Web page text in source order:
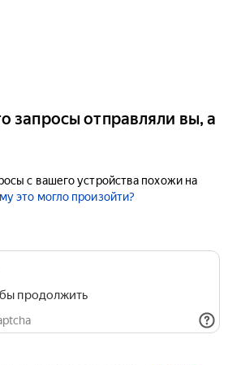
запросы отправляли вы, а
с вашего устройства похожи на
это могло произойти?
продолжить